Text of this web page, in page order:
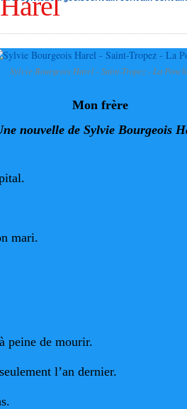
Sylvie Bourgeois Harel - Saint-Tropez - La
Mon frère
nouvelle de Sylvie Bourgeois
mari.
peine de mourir.
l’an dernier.